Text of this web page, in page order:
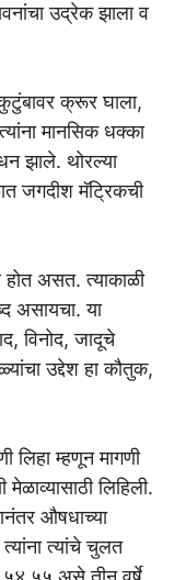
उद्रेक झाला व
क्रूर घाला,
मानसिक धक्का
झाले. थोरल्या
जगदीश मॅट्रिकची
होत असत. त्याकाळी
असायचा. या
विनोद, जादूचे
उद्देश हा कौतुक,
लिहा म्हणून मागणी
लिहिली.
औषधाच्या
त्यांचे चुलत